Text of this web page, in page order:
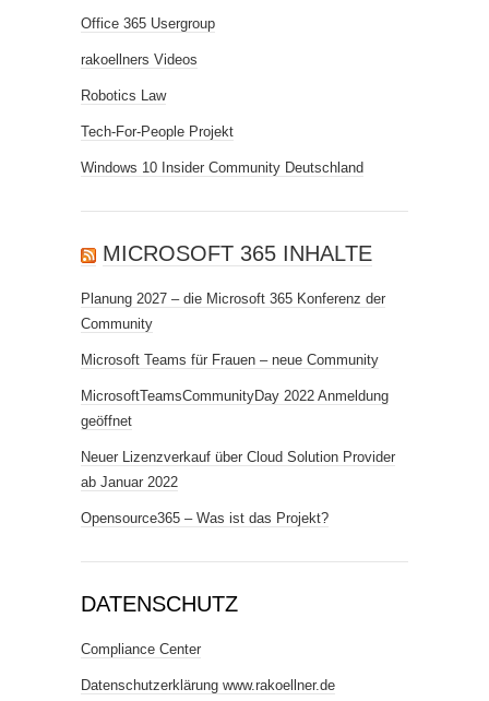
Office 365 Usergroup
rakoellners Videos
Robotics Law
Tech-For-People Projekt
Windows 10 Insider Community Deutschland
MICROSOFT 365 INHALTE
Planung 2027 – die Microsoft 365 Konferenz der
Community
Microsoft Teams für Frauen – neue Community
MicrosoftTeamsCommunityDay 2022 Anmeldung
geöffnet
Neuer Lizenzverkauf über Cloud Solution Provider
ab Januar 2022
Opensource365 – Was ist das Projekt?
DATENSCHUTZ
Compliance Center
Datenschutzerklärung www.rakoellner.de